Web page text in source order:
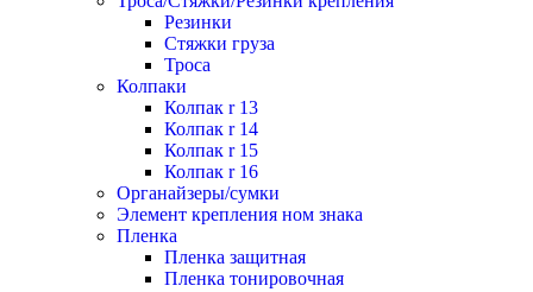
Резинки
Стяжки груза
Троса
Колпаки
Колпак r 13
Колпак r 14
Колпак r 15
Колпак r 16
Органайзеры/сумки
Элемент крепления ном знака
Пленка
Пленка защитная
Пленка тонировочная